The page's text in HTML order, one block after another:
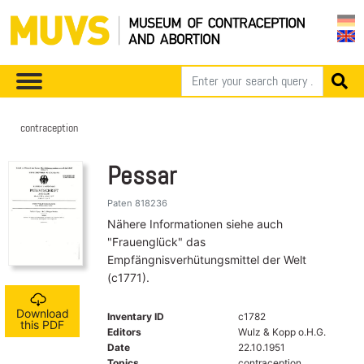
contraception
Download
this PDF
Pessar
Paten 818236
Nähere Informationen siehe auch
"Frauenglück" das
Empfängnisverhütungsmittel der Welt
(c1771).
Inventary ID
c1782
Editors
Wulz & Kopp o.H.G.
Date
22.10.1951